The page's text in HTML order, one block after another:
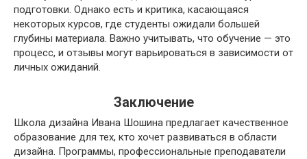
подготовки. Однако есть и критика, касающаяся
некоторых курсов, где студенты ожидали большей
глубины материала. Важно учитывать, что обучение — это
процесс, и отзывы могут варьироваться в зависимости от
личных ожиданий.
Заключение
Школа дизайна Ивана Шошина предлагает качественное
образование для тех, кто хочет развиваться в области
дизайна. Программы, профессиональные преподаватели